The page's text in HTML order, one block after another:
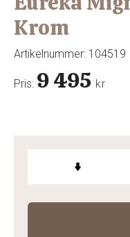
Krom
Artikelnummer: 104519
Pris: 9 495 kr